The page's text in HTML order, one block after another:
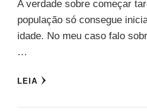
A verdade sobre começar
população só consegue
idade. No meu caso falo
…
LEIA